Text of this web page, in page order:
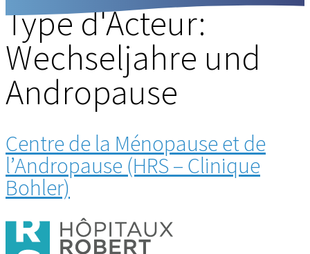
Type d'Acteur:
Wechseljahre und
Andropause
Centre de la Ménopause et de
l’Andropause (HRS – Clinique
Bohler)